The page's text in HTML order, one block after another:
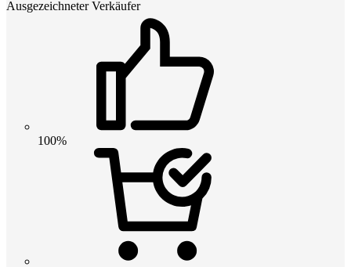
Ausgezeichneter Verkäufer
100%